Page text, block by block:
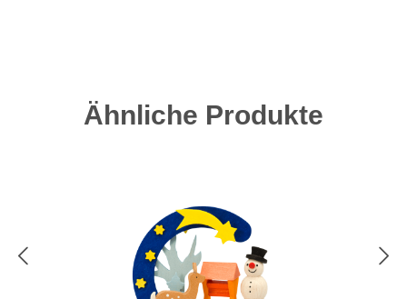
Produktgalerie überspringen
Ähnliche Produkte